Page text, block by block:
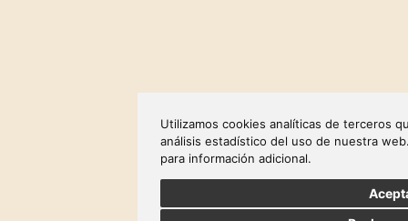
Utilizamos cookies analíticas de terceros
análisis estadístico del uso de nuestra
para información adicional.